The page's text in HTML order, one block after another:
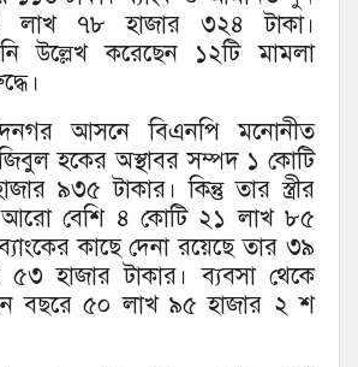
৭৮ হাজার ৩২৪ টাকা।
উল্লেখ করেছেন ১২টি মামলা
আসনে বিএনপি মনোনীত
হকের অস্থাবর সম্পদ ১ কোটি
৯৩৫ টাকার। কিন্তু তার স্ত্রীর
আরো বেশি ৪ কোটি ২১ লাখ ৮৫
কাছে দেনা রয়েছে তার ৩৯
হাজার টাকার। ব্যবসা থেকে
বছরে ৫০ লাখ ৯৫ হাজার ২ শ